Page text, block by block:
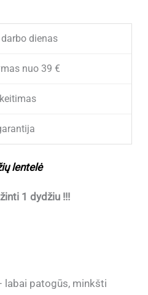
dienas
nuo 39 €
lentelė
1 dydžiu !!!
labai patogūs, minkšti